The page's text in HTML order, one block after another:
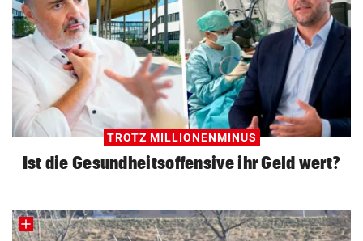
TROTZ MILLIONENMINUS
Ist die Gesundheitsoffensive ihr Geld wert?